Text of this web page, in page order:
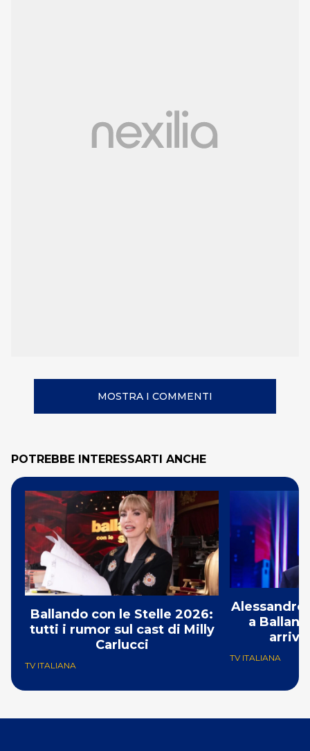
MOSTRA I COMMENTI
POTREBBE INTERESSARTI ANCHE
Ballando con le Stelle 2026:
tutti i rumor sul cast di Milly
Carlucci
TV ITALIANA
Alessandro
a
TV ITALIANA